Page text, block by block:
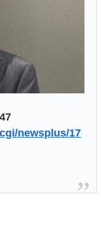
newsplus/17